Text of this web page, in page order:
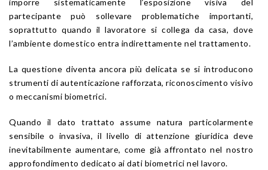
imporre sistematicamente l’esposizione visiva del
partecipante può sollevare problematiche importanti,
soprattutto quando il lavoratore si collega da casa, dove
l’ambiente domestico entra indirettamente nel trattamento.
La questione diventa ancora più delicata se si introducono
strumenti di autenticazione rafforzata, riconoscimento visivo
o meccanismi biometrici.
Quando il dato trattato assume natura particolarmente
sensibile o invasiva, il livello di attenzione giuridica deve
inevitabilmente aumentare, come già affrontato nel nostro
approfondimento dedicato ai dati biometrici nel lavoro.